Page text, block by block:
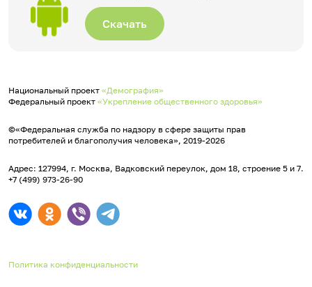
Скачать
Национальный проект «Демография»
Федеральный проект «Укрепление общественного здоровья»
©«Федеральная служба по надзору в сфере защиты прав
потребителей и благополучия человека», 2019-2026
Адрес: 127994, г. Москва, Вадковский переулок, дом 18, строение 5 и 7.
+7 (499) 973-26-90
Политика конфиденциальности